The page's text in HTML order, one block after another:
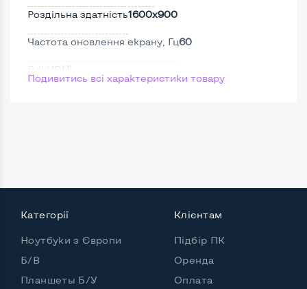
Роздільна здатність1600x900
Частота оновлення екрану, Гц60
Full HD Ні
Потужність:
Частота процесора (базова-максимальна)
Intel Core i3-4100M (2,50 GHz)
Подивитись всі характеристики товару
Категорії
Ноутбуки з Європи
Б/В
Планшеты Б/У
Клієнтам
Підбір ПК
Оренда
Оплата